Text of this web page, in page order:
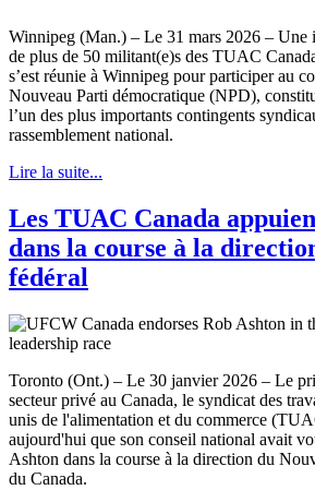
Winnipeg (Man.) – Le 31 mars 2026 – Une
de plus de 50 militant(e)s des TUAC
s’est réunie à Winnipeg pour participer au
Nouveau Parti démocratique (NPD),
l’un des plus importants contingents
rassemblement national.
Lire la suite...
Les TUAC Canada
dans la course à la
fédéral
Toronto (Ont.) – Le 30 janvier 2026 – Le
secteur privé au Canada, le syndicat des
unis de l'alimentation et du commerce
aujourd'hui que son conseil national avait
Ashton dans la course à la direction du
du Canada.